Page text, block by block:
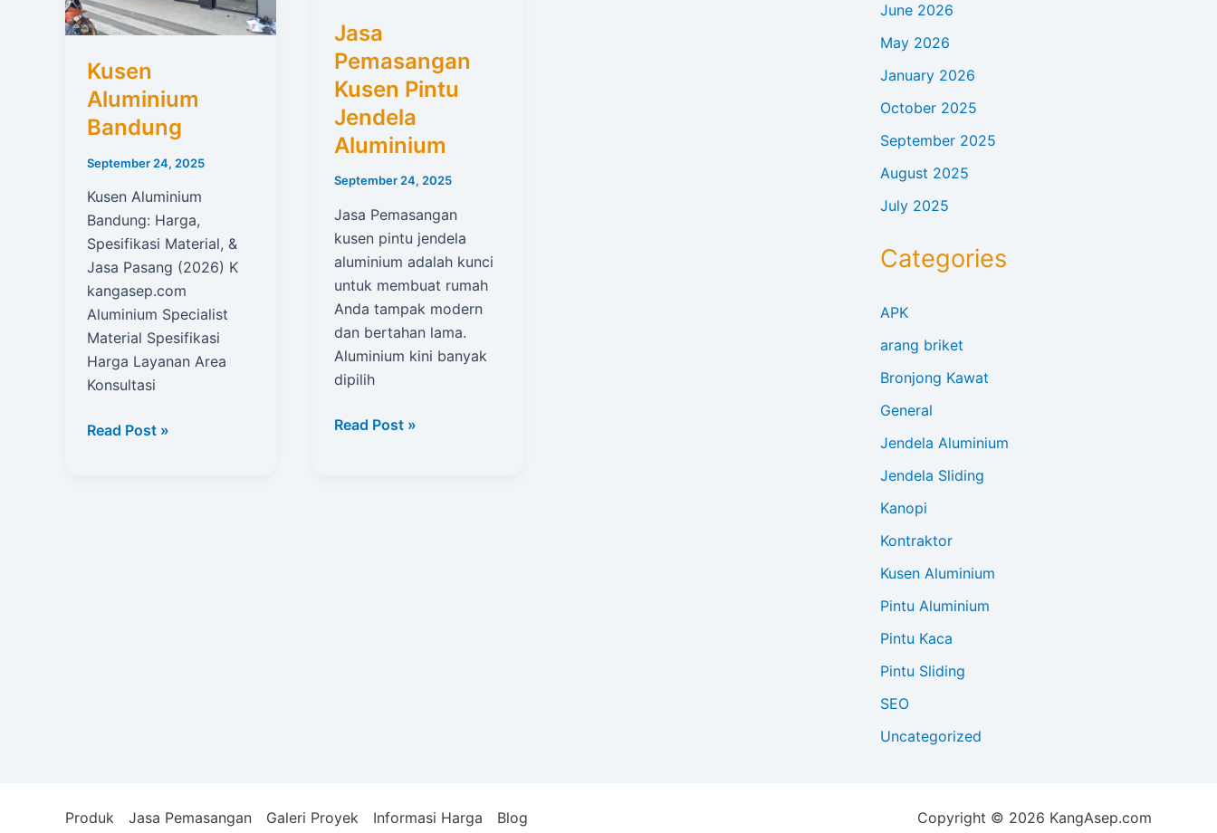
Kusen
Aluminium
Bandung
September 24, 2025
Kusen Aluminium
Bandung: Harga,
Spesifikasi Material, &
Jasa Pasang (2026) K
kangasep.com
Aluminium Specialist
Material Spesifikasi
Harga Layanan Area
Konsultasi
Kusen
Read Post »
Jasa
Pemasangan
Kusen Pintu
Jendela
Aluminium
September 24, 2025
Jasa Pemasangan
kusen pintu jendela
aluminium adalah kunci
untuk membuat rumah
Anda tampak modern
dan bertahan lama.
Aluminium kini banyak
dipilih
Jasa
Read Post »
June 2026
May 2026
January 2026
October 2025
September 2025
August 2025
July 2025
Categories
APK
arang briket
Bronjong Kawat
General
Jendela Aluminium
Jendela Sliding
Kanopi
Kontraktor
Kusen Aluminium
Pintu Aluminium
Pintu Kaca
Pintu Sliding
SEO
Uncategorized
Produk Jasa Pemasangan Galeri Proyek Informasi Harga
Blog
Copyright © 2026 KangAsep.com